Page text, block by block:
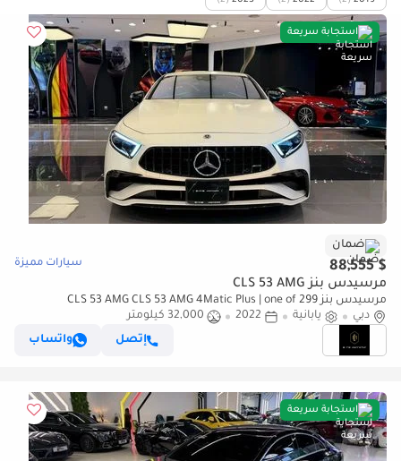
استجابة سريعة
ضمان
$ 88,555 سيارات مميزة
مرسيدس بنز CLS 53 AMG
مرسيدس بنز CLS 53 AMG CLS 53 AMG 4Matic Plus | one of 299
دبي
يابانية 2022
32,000 كيلومتر
إتصل
واتساب
استجابة سريعة